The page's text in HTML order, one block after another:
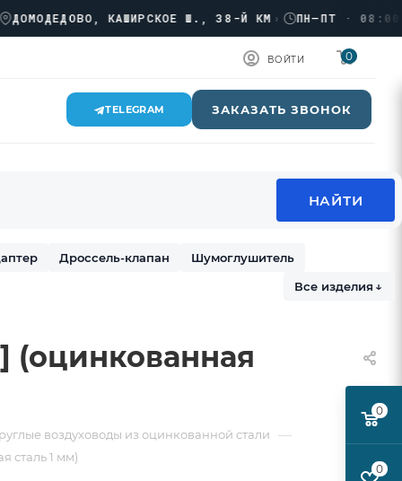
КАШИРСКОЕ Ш., 38-Й КМ› ПН–ПТ · 08:00 →
ВОЙТИ 0
TELEGRAM ЗАКАЗАТЬ ЗВОНОК
Дроссель-клапан
Шумоглушитель
Все изделия ↓
(оцинкованная
воздуховоды из оцинкованной стали —
сталь 1 мм)
0
0